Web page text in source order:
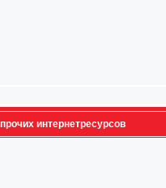
интернетресурсов